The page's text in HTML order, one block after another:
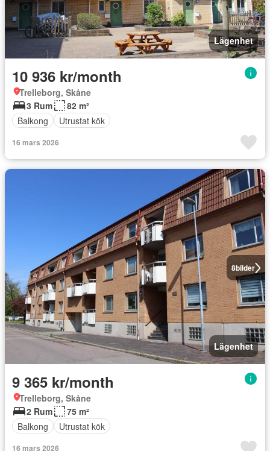
Lägenhet
10 936 kr/month
Trelleborg, Skåne
3 Rum
82 m²
Balkong
Utrustat kök
16 mars 2026
8bilder
Lägenhet
9 365 kr/month
Trelleborg, Skåne
2 Rum
75 m²
Balkong
Utrustat kök
16 mars 2026